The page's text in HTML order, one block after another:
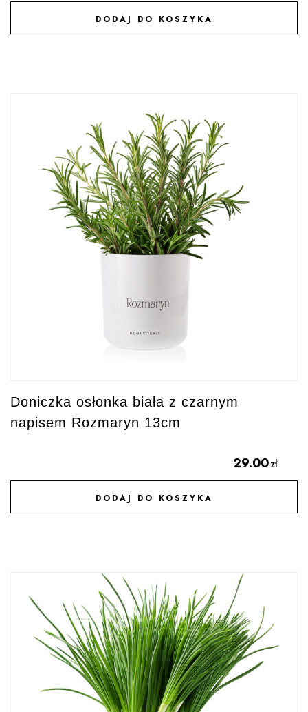
DODAJ DO KOSZYKA
DODAJ DO ULUBIONYCH
Doniczka osłonka biała z czarnym
napisem Rozmaryn 13cm
29.00zł
DODAJ DO KOSZYKA
DODAJ DO ULUBIONYCH